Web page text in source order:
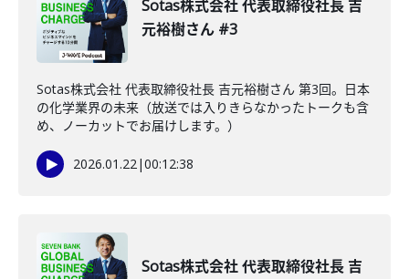
Sotas株式会社 代表取締役社長 吉
元裕樹さん #3
Sotas株式会社 代表取締役社長 吉元裕樹さん 第3回。日本
の化学業界の未来（放送では入りきらなかったトークも含
め、ノーカットでお届けします。）
2026.01.22|00:12:38
Sotas株式会社 代表取締役社長 吉